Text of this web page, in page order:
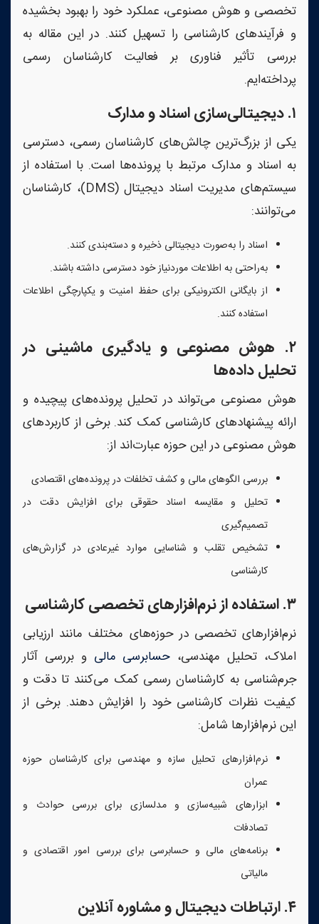
تخصصی و هوش مصنوعی، عملکرد خود را بهبود بخشیده
و فرآیندهای کارشناسی را تسهیل کنند. در این مقاله به
بررسی تأثیر فناوری بر فعالیت کارشناسان رسمی
پرداخته‌ایم.
۱.دیجیتالی‌سازی اسناد و مدارک
یکی از بزرگ‌ترین چالش‌های کارشناسان رسمی، دسترسی
به اسناد و مدارک مرتبط با پرونده‌ها است. با استفاده از
سیستم‌های مدیریت اسناد دیجیتال (DMS)، کارشناسان
می‌توانند:
اسناد را به‌صورت دیجیتالی ذخیره و دسته‌بندی کنند.
به‌راحتی به اطلاعات موردنیاز خود دسترسی داشته باشند.
از بایگانی الکترونیکی برای حفظ امنیت و یکپارچگی اطلاعات
استفاده کنند.
۲. هوش مصنوعی و یادگیری ماشینی در
تحلیل داده‌ها
هوش مصنوعی می‌تواند در تحلیل پرونده‌های پیچیده و
ارائه پیشنهادهای کارشناسی کمک کند. برخی از کاربردهای
هوش مصنوعی در این حوزه عبارت‌اند از:
بررسی الگوهای مالی و کشف تخلفات در پرونده‌های اقتصادی
تحلیل و مقایسه اسناد حقوقی برای افزایش دقت در
تصمیم‌گیری
تشخیص تقلب و شناسایی موارد غیرعادی در گزارش‌های
کارشناسی
۳.استفاده از نرم‌افزارهای تخصصی کارشناسی
نرم‌افزارهای تخصصی در حوزه‌های مختلف مانند ارزیابی
املاک، تحلیل مهندسی، حسابرسی مالی و بررسی آثار
جرم‌شناسی به کارشناسان رسمی کمک می‌کنند تا دقت و
کیفیت نظرات کارشناسی خود را افزایش دهند. برخی از
این نرم‌افزارها شامل:
نرم‌افزارهای تحلیل سازه و مهندسی برای کارشناسان حوزه
عمران
ابزارهای شبیه‌سازی و مدلسازی برای بررسی حوادث و
تصادفات
برنامه‌های مالی و حسابرسی برای بررسی امور اقتصادی و
مالیاتی
۴.ارتباطات دیجیتال و مشاوره آنلاین